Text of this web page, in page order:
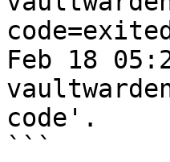
Feb 18
code'.
```